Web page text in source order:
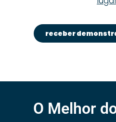
receber
O Melhor